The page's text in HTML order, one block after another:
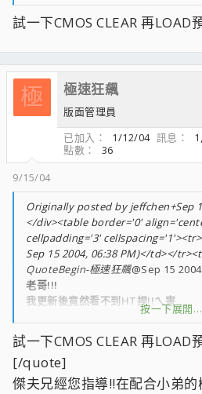
試一下CMOS CLEAR 再LOAD
極 極速狂飆
版面管理員
已加入
1/12/04 訊息
點數
36
9/15/04
Originally posted by jeffchen+Sep
</div><table border='0'
cellpadding='3'
Sep 15 2004, 06:38 PM)</td></
QuoteBegin-極速狂飆@Sep 15
老哥!!!
我更新後竟然看不到HT捏!!ㄟ害
BIOS裡游標移到HT*5按ENTER結果
奈阿捏啦!!!! :??: ;cr;
按一下展開
試一下CMOS CLEAR 再
[/quote]
傑夫兄經您指導!!在配合小弟的